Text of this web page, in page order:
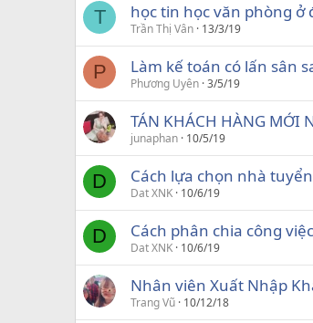
T học tin học văn phòng ở
Trần Thị Vân 13/3/19
P Làm kế toán có lấn sân
Phương Uyên 3/5/19
TÁN KHÁCH HÀNG MỚI
junaphan 10/5/19
D Cách lựa chọn nhà
Dat XNK 10/6/19
D Cách phân chia công
Dat XNK 10/6/19
Nhân viên Xuất Nhập
Trang Vũ 10/12/18